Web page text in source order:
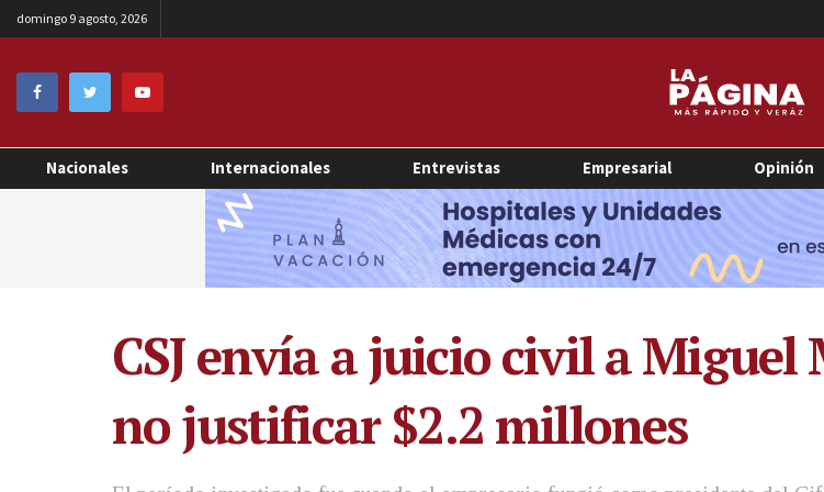
domingo 9 agosto, 2026
Nacionales Internacionales Entrevistas Empresarial Opinión
CSJ envía a juicio civil a Miguel
no justificar $2.2 millones